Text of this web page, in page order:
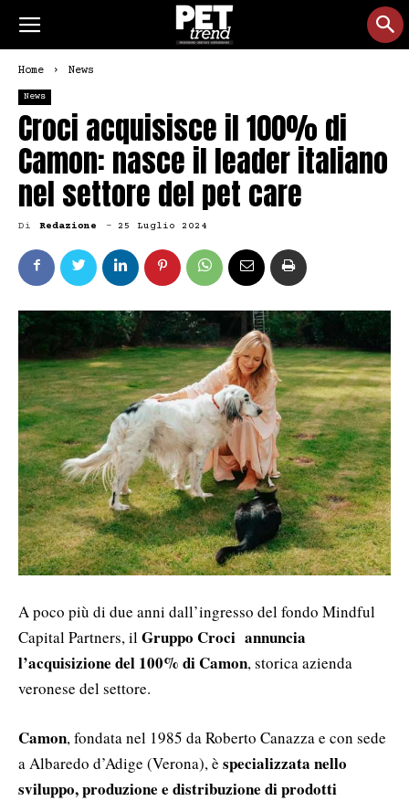
Home News
News
Croci acquisisce il 100% di
Camon: nasce il leader italiano
nel settore del pet care
Di Redazione - 25 Luglio 2024
A poco più di due anni dall’ingresso del fondo Mindful
Capital Partners, il Gruppo Croci annuncia
l’acquisizione del 100% di Camon, storica azienda
veronese del settore.
Camon, fondata nel 1985 da Roberto Canazza e con sede
a Albaredo d’Adige (Verona), è specializzata nello
sviluppo, produzione e distribuzione di prodotti